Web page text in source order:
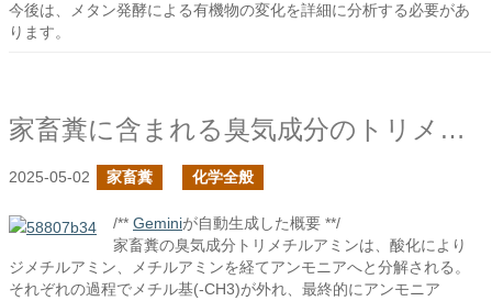
今後は、メタン発酵による有機物の変化を詳細に分析する必要があ
ります。
家畜糞に含まれる臭気成分のトリメチルアミンの分解
2025-05-02 家畜糞 化学全般
/** Geminiが自動生成した概要 **/
家畜糞の臭気成分トリメチルアミンは、酸化により
ジメチルアミン、メチルアミンを経てアンモニアへと分解される。
それぞれの過程でメチル基(-CH3)が外れ、最終的にアンモニア